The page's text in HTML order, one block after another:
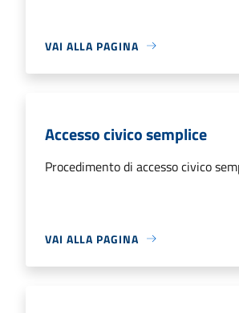
VAI ALLA PAGINA
Accesso civico semplice
Procedimento di accesso civico
VAI ALLA PAGINA